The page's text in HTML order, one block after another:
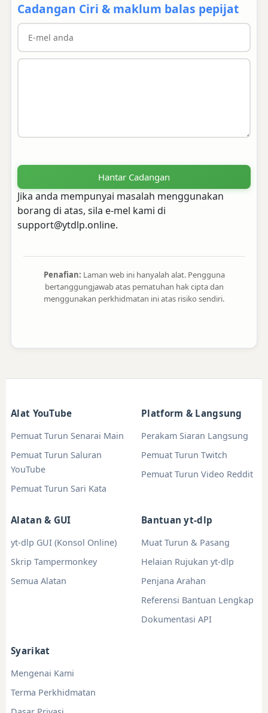
Cadangan Ciri & maklum balas pepijat
Hantar Cadangan
Jika anda mempunyai masalah menggunakan
borang di atas, sila e-mel kami di
support@ytdlp.online.
Penafian: Laman web ini hanyalah alat. Pengguna
bertanggungjawab atas pematuhan hak cipta dan
menggunakan perkhidmatan ini atas risiko sendiri.
Alat YouTube
Pemuat Turun Senarai Main
Pemuat Turun Saluran
YouTube
Pemuat Turun Sari Kata
Platform & Langsung
Perakam Siaran Langsung
Pemuat Turun Twitch
Pemuat Turun Video Reddit
Alatan & GUI
yt-dlp GUI (Konsol Online)
Skrip Tampermonkey
Semua Alatan
Bantuan yt-dlp
Muat Turun & Pasang
Helaian Rujukan yt-dlp
Penjana Arahan
Referensi Bantuan Lengkap
Dokumentasi API
Syarikat
Mengenai Kami
Terma Perkhidmatan